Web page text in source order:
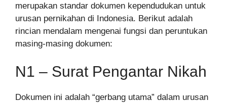
merupakan standar dokumen kependudukan untuk
urusan pernikahan di Indonesia. Berikut adalah
rincian mendalam mengenai fungsi dan peruntukan
masing-masing dokumen:
N1 – Surat Pengantar Nikah
Dokumen ini adalah “gerbang utama” dalam urusan